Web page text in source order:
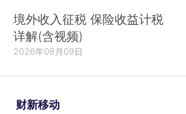
境外收入征税 保险收益计税
详解(含视频)
2026年08月09日
财新移动